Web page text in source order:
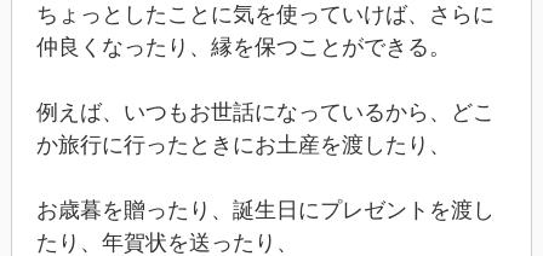
ちょっとしたことに気を使っていけば、さらに
仲良くなったり、縁を保つことができる。
例えば、いつもお世話になっているから、どこ
か旅行に行ったときにお土産を渡したり、
お歳暮を贈ったり、誕生日にプレゼントを渡し
たり、年賀状を送ったり、